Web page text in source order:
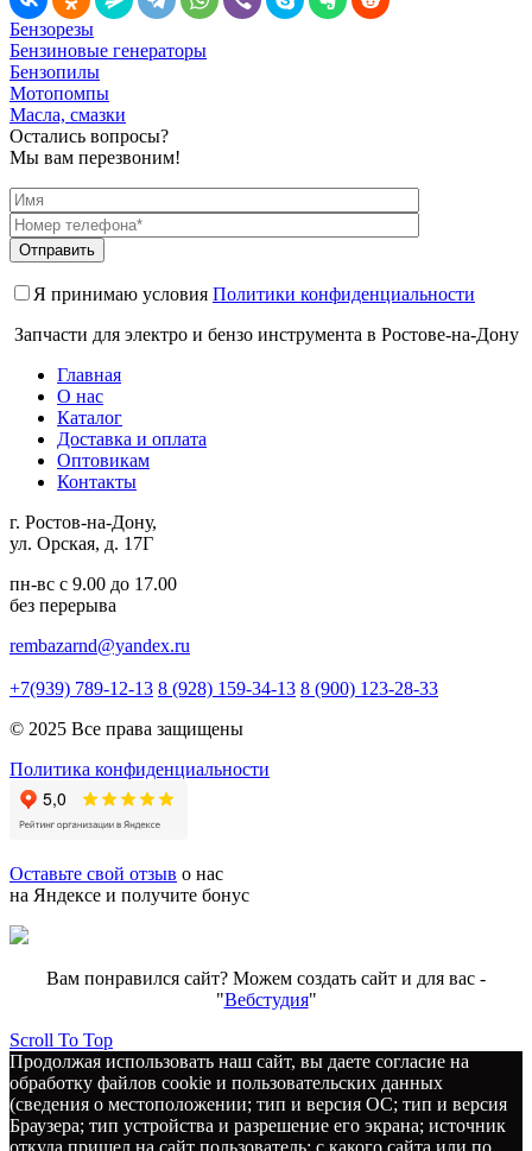
Бензорезы
Бензиновые генераторы
Бензопилы
Мотопомпы
Масла, смазки
Остались вопросы?
Мы вам перезвоним!
Я принимаю условия Политики конфиденциальности
Запчасти для электро и бензо инструмента в Ростове-на-Дону
Главная
О нас
Каталог
Доставка и оплата
Оптовикам
Контакты
г. Ростов-на-Дону,
ул. Орская, д. 17Г
пн-вс с 9.00 до 17.00
без перерыва
rembazarnd@yandex.ru
+7(939) 789-12-13 8 (928) 159-34-13 8 (900) 123-28-33
© 2025 Все права защищены
Политика конфиденциальности
Оставьте свой отзыв о нас
на Яндексе и получите бонус
Вам понравился сайт? Можем создать сайт и для вас -
"Вебстудия"
Scroll To Top
Продолжая использовать наш сайт, вы даете согласие на
обработку файлов cookie и пользовательских данных
(сведения о местоположении; тип и версия ОС; тип и версия
Браузера; тип устройства и разрешение его экрана; источник